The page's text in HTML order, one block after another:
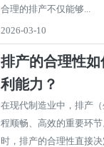
合理的排产不仅能够...
2026-03-10
排产的合理性
利能力？
在现代制造业中，排产
程顺畅、高效的重要环
时，排产的合理性直接